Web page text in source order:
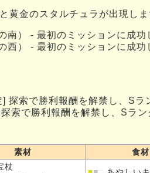
黄金のスタルチュラが出現し
南） - 最初のミッションに成
西） - 最初のミッションに成
探索で勝利報酬を解禁し、Sラ
索で勝利報酬を解禁し、Sラン
素材
食材
杖